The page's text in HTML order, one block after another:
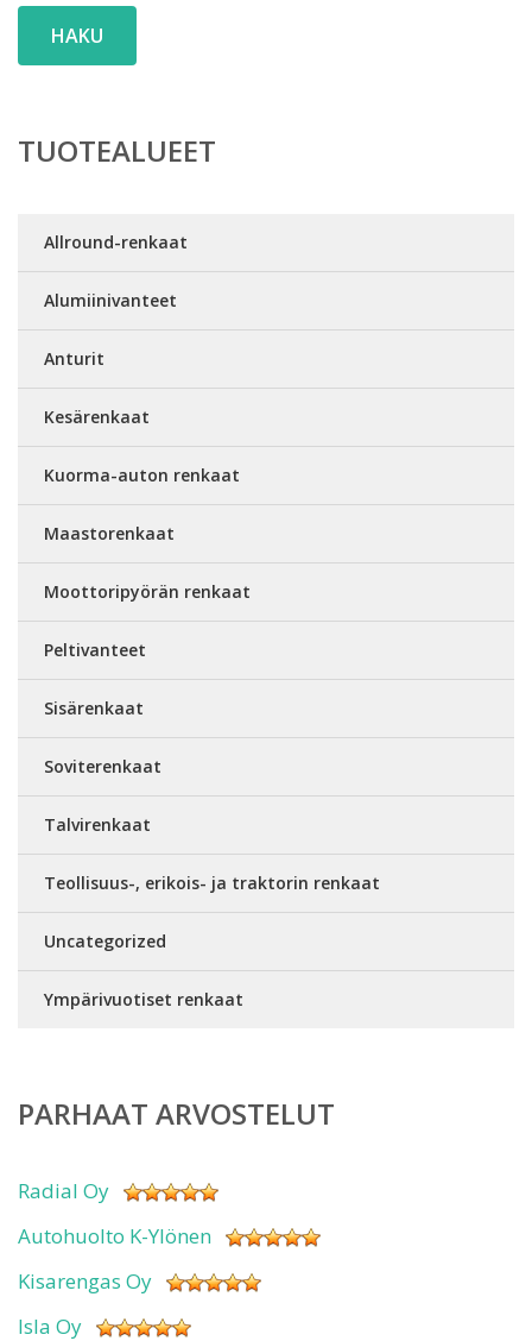
HAKU
TUOTEALUEET
Allround-renkaat
Alumiinivanteet
Anturit
Kesärenkaat
Kuorma-auton renkaat
Maastorenkaat
Moottoripyörän renkaat
Peltivanteet
Sisärenkaat
Soviterenkaat
Talvirenkaat
Teollisuus-, erikois- ja traktorin renkaat
Uncategorized
Ympärivuotiset renkaat
PARHAAT ARVOSTELUT
Radial Oy
Autohuolto K-Ylönen
Kisarengas Oy
Isla Oy